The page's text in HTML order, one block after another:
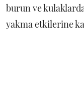
burun ve
yakma etkilerine